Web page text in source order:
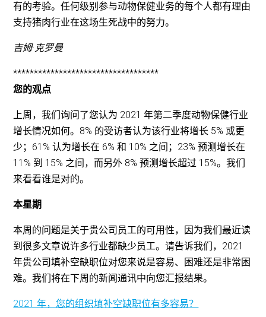
有的考验。任何级别参与动物保健业务的每个人都有理由
支持猪肉行业在这场生死战中的努力。
吉姆·克罗曼
***********************************
您的观点
上周，我们询问了您认为 2021 年第二季度动物保健行业
增长情况如何。8% 的受访者认为该行业将增长 5% 或更
少；61% 认为增长在 6% 和 10% 之间；23% 预测增长在
11% 到 15% 之间，而另外 8% 预测增长超过 15%。我们
来看看谁是对的。
本星期
本周的问题是关于贵公司员工的可用性，因为我们最近读
到很多文章说许多行业都缺少员工。请告诉我们，2021
年贵公司填补空缺职位对您来说是容易、困难还是非常困
难。我们将在下周的新闻通讯中向您汇报结果。
2021 年，您的组织填补空缺职位有多容易？